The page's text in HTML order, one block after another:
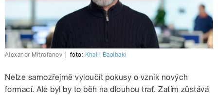
Alexandr Mitrofanov foto: Khalil Baalbaki
Nelze samozřejmě vyloučit pokusy o vznik nových
formací. Ale byl by to běh na dlouhou trať. Zatím zůstává